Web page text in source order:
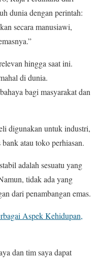
dunia dengan perintah:
secara manusiawi,
hingga saat ini.
di dunia.
bagi masyarakat dan
digunakan untuk industri,
atau toko perhiasan.
adalah sesuatu yang
tidak ada yang
dari penambangan emas.
Aspek Kehidupan,
dan tim saya dapat